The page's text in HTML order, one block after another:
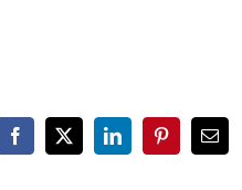
Facebook
X LinkedInPinterestEmail